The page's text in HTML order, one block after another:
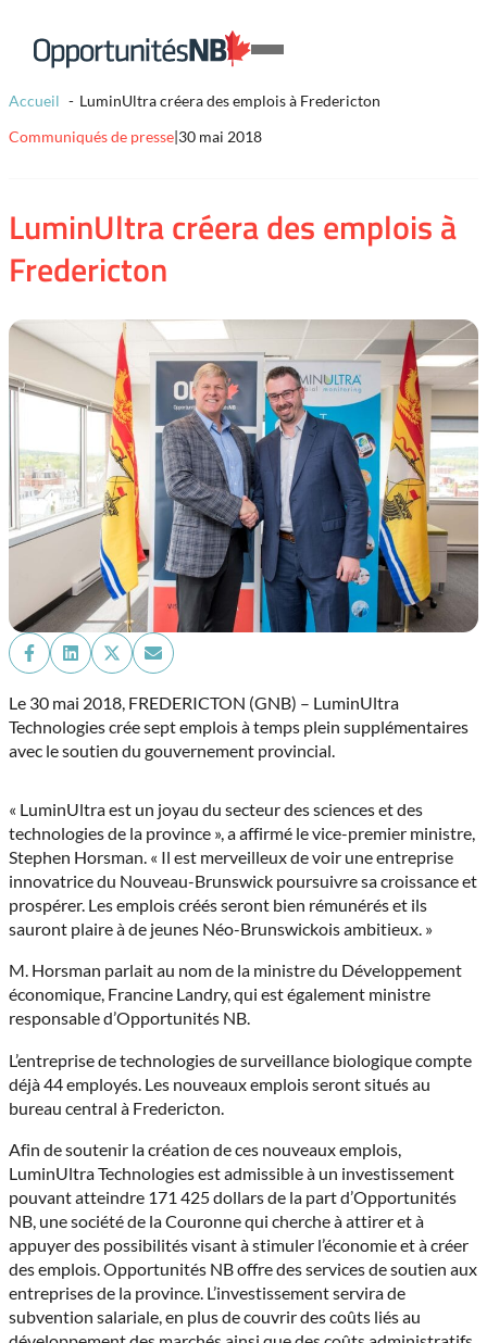
Skip to content
Lien
page
Open
Menu
Accueil LuminUltra créera des emplois à Fredericton
LuminUltra créera des emplois à
Fredericton
Communiqués de presse|30 mai 2018
Share
on
Facebook
Share
on
LinkedIn
Share
on
X
(Twitter)
Share
on
Email
Le 30 mai 2018, FREDERICTON (GNB) – LuminUltra
Technologies crée sept emplois à temps plein supplémentaires
avec le soutien du gouvernement provincial.
« LuminUltra est un joyau du secteur des sciences et des
technologies de la province », a affirmé le vice-premier ministre,
Stephen Horsman. « Il est merveilleux de voir une entreprise
innovatrice du Nouveau-Brunswick poursuivre sa croissance et
prospérer. Les emplois créés seront bien rémunérés et ils
sauront plaire à de jeunes Néo-Brunswickois ambitieux. »
M. Horsman parlait au nom de la ministre du Développement
économique, Francine Landry, qui est également ministre
responsable d’Opportunités NB.
L’entreprise de technologies de surveillance biologique compte
déjà 44 employés. Les nouveaux emplois seront situés au
bureau central à Fredericton.
Afin de soutenir la création de ces nouveaux emplois,
LuminUltra Technologies est admissible à un investissement
pouvant atteindre 171 425 dollars de la part d’Opportunités
NB, une société de la Couronne qui cherche à attirer et à
appuyer des possibilités visant à stimuler l’économie et à créer
des emplois. Opportunités NB offre des services de soutien aux
entreprises de la province. L’investissement servira de
subvention salariale, en plus de couvrir des coûts liés au